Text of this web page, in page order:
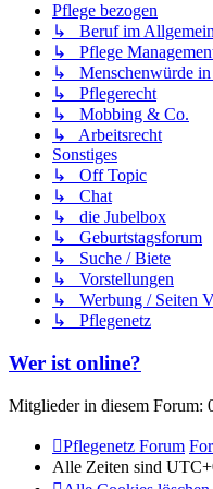
Pflege bezogen
↳ Beruf im
↳ Pflege
↳ Menschenwürde in
↳ Pflegerecht
↳ Mobbing & Co.
↳ Arbeitsrecht
Sonstiges
↳ Off Topic
↳ Chat
↳ die Jubelbox
↳ Geburtstagsforum
↳ Suche / Biete
↳ Vorstellungen
↳ Werbung / Seiten
↳ Pflegenetz
Wer ist online?
Mitglieder in diesem Forum:
Pflegenetz Forum
Alle Zeiten sind